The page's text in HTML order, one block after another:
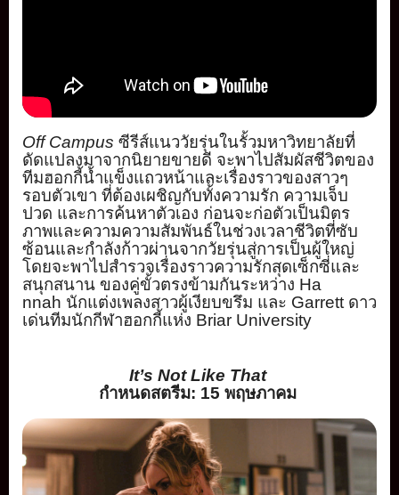
Off Campus ซีรีส์แนววัยรุ่นในรั้วมหาวิทยาลัยที่
ดัดแปลงมาจากนิยายขายดี จะพาไปสัมผัสชีวิตของ
ทีมฮอกกี้น้ำแข็งแถวหน้าและเรื่องราวของสาวๆ
รอบตัวเขา ที่ต้องเผชิญกับทั้งความรัก ความเจ็บ
ปวด และการค้นหาตัวเอง ก่อนจะก่อตัวเป็นมิตร
ภาพและความความสัมพันธ์ในช่วงเวลาชีวิตที่ซับ
ซ้อนและกำลังก้าวผ่านจากวัยรุ่นสู่การเป็นผู้ใหญ่
โดยจะพาไปสำรวจเรื่องราวความรักสุดเซ็กซี่และ
สนุกสนาน ของคู่ขั้วตรงข้ามกันระหว่าง Ha
nnah นักแต่งเพลงสาวผู้เงียบขรึม และ Garrett ดาว
เด่นทีมนักกีฬาฮอกกี้แห่ง Briar University
It’s Not Like That
กำหนดสตรีม: 15 พฤษภาคม